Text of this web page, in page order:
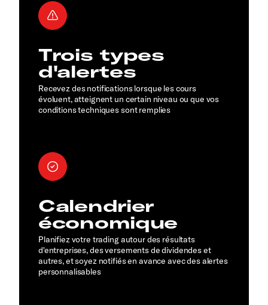
Trois types
d'alertes
Recevez des notifications lorsque les cours
évoluent, atteignent un certain niveau ou que vos
conditions techniques sont remplies
Calendrier
économique
Planifiez votre trading autour des résultats
d'entreprises, des versements de dividendes et
autres, et soyez notifiés en avance avec des alertes
personnalisables